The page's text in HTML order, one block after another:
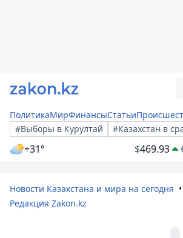
ПолитикаМирФинансыСтатьи
#Выборы в Курултай
#Казахстан в
+31° $469.93
Новости Казахстана и мира на сегодня
Редакция Zakon.kz